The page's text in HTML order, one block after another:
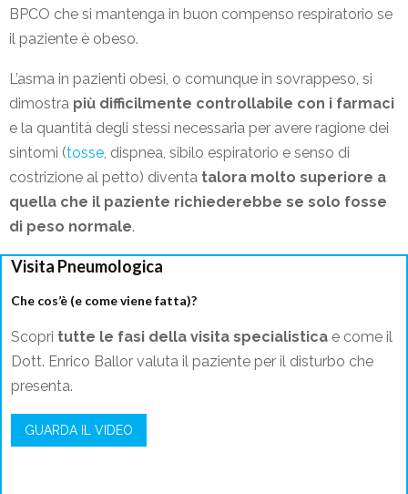
BPCO che si mantenga in buon compenso respiratorio se
il paziente è obeso.
L’asma in pazienti obesi, o comunque in sovrappeso, si
dimostra più difficilmente controllabile con i farmaci
e la quantità degli stessi necessaria per avere ragione dei
sintomi (tosse, dispnea, sibilo espiratorio e senso di
costrizione al petto) diventa talora molto superiore a
quella che il paziente richiederebbe se solo fosse
di peso normale.
Visita Pneumologica
Che cos’è (e come viene fatta)?
Scopri tutte le fasi della visita specialistica e come il
Dott. Enrico Ballor valuta il paziente per il disturbo che
presenta.
GUARDA IL VIDEO